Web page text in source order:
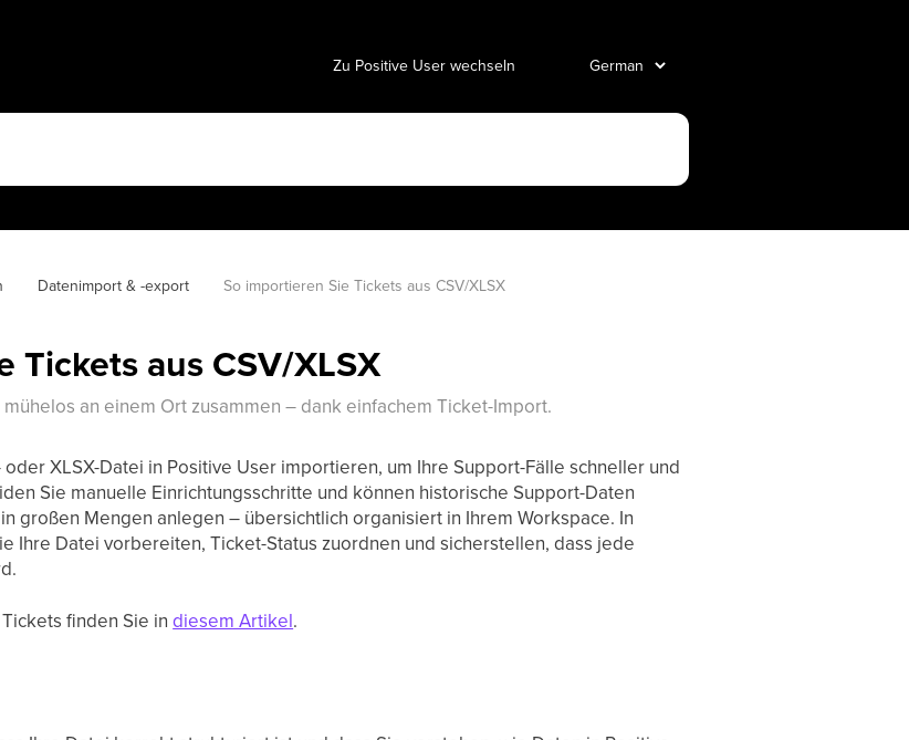
Zu Positive User wechseln
Datenimport & -export So importieren Sie Tickets aus CSV/XLSX
Tickets aus CSV/XLSX
an einem Ort zusammen – dank einfachem Ticket-Import.
XLSX-Datei in Positive User importieren, um Ihre Support-Fälle schneller und
Sie manuelle Einrichtungsschritte und können historische Support-Daten
großen Mengen anlegen – übersichtlich organisiert in Ihrem Workspace. In
Ihre Datei vorbereiten, Ticket-Status zuordnen und sicherstellen, dass jede
finden Sie indiesem Artikel.